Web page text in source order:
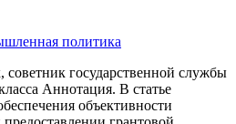
политика
государственной службы
Аннотация. В статье
объективности